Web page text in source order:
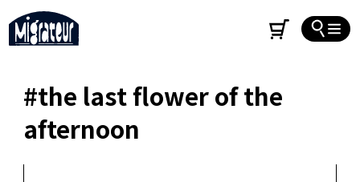
#the last flower of the
afternoon